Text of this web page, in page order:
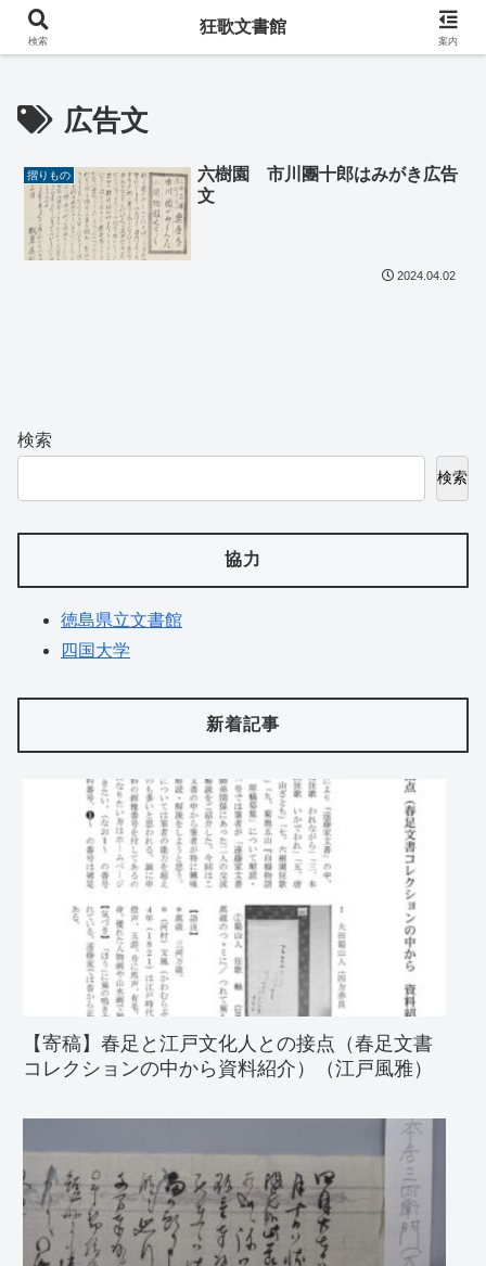
阿波の狂歌師・遠藤春足コレクション
広告文
摺りもの
六樹園 市川團十郎はみがき広告
文
2024.04.02
検索
検索
協力
徳島県立文書館
四国大学
新着記事
【寄稿】春足と江戸文化人との接点（春足文書
コレクションの中から資料紹介）（江戸風雅）
検索
狂歌文書館
案内